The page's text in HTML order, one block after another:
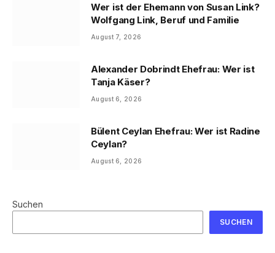
Wer ist der Ehemann von Susan Link?
Wolfgang Link, Beruf und Familie
August 7, 2026
Alexander Dobrindt Ehefrau: Wer ist
Tanja Käser?
August 6, 2026
Bülent Ceylan Ehefrau: Wer ist Radine
Ceylan?
August 6, 2026
Suchen
SUCHEN